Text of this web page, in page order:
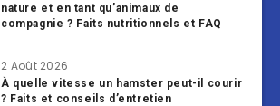
nature et en tant qu’animaux de
compagnie ? Faits nutritionnels et FAQ
2 Août 2026
À quelle vitesse un hamster peut-il courir
? Faits et conseils d’entretien